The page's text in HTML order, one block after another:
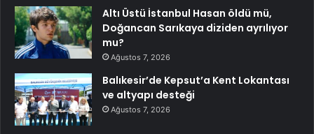
Altı Üstü İstanbul Hasan öldü mü,
Doğancan Sarıkaya diziden ayrılıyor
mu?
Ağustos 7, 2026
Balıkesir’de Kepsut’a Kent Lokantası
ve altyapı desteği
Ağustos 7, 2026